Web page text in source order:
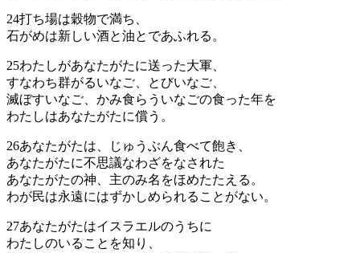
24打ち場は穀物で満ち、
石がめは新しい酒と油とであふれる。
25わたしがあなたがたに送った大軍、
すなわち群がるいなご、とびいなご、
滅ぼすいなご、かみ食らういなごの食った年を
わたしはあなたがたに償う。
26あなたがたは、じゅうぶん食べて飽き、
あなたがたに不思議なわざをなされた
あなたがたの神、主のみ名をほめたたえる。
わが民は永遠にはずかしめられることがない。
27あなたがたはイスラエルのうちに
わたしのいることを知り、